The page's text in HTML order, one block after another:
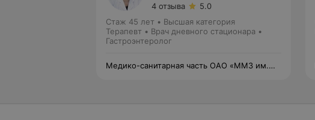
4 отзыва
5.0
Стаж 45 лет • Высшая категория
Терапевт • Врач дневного стационара •
Гастроэнтеролог
Медико-санитарная часть ОАО «ММЗ им.